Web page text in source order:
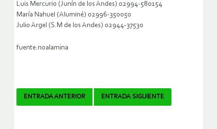
Luis Mercurio (Junín de los Andes) 02994-580154
María Nahuel (Aluminé) 02996-350050
Julio Argel (S.M de los Andes) 02944-37530
fuente:noalamina
Navegador
ENTRADA ANTERIOR ENTRADA SIGUIENTE